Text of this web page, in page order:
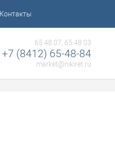
Контакты
65 48 07, 65 48 03
+7 (8412) 65-48-84
market@nikiret.ru